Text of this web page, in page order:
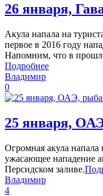
26 января,
Акула напала на
первое в 2016 году
Напомним, что в
Подробнее
Владимир
0
25 января,
Огромная акула
ужасающее нападение
Персидском заливе.
Владимир
4